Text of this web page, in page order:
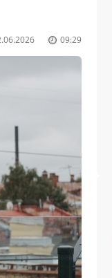
09:29